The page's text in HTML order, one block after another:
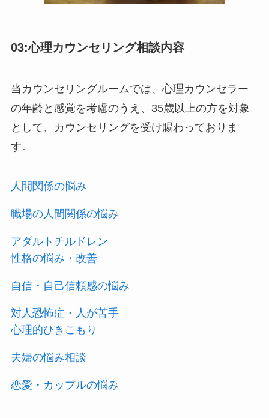
03:心理カウンセリング相談内容
当カウンセリングルームでは、心理カウンセラー
の年齢と感覚を考慮のうえ、35歳以上の方を対象
として、カウンセリングを受け賜わっておりま
す。
人間関係の悩み
職場の人間関係の悩み
アダルトチルドレン
性格の悩み・改善
自信・自己信頼感の悩み
対人恐怖症・人が苦手
心理的ひきこもり
夫婦の悩み相談
恋愛・カップルの悩み